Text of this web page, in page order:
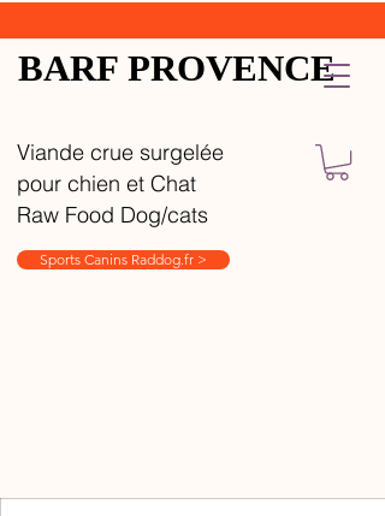
BARF PROVENCE
Viande crue surgelée
pour chien et Chat
Raw Food Dog/cats
Sports Canins Raddog.fr >